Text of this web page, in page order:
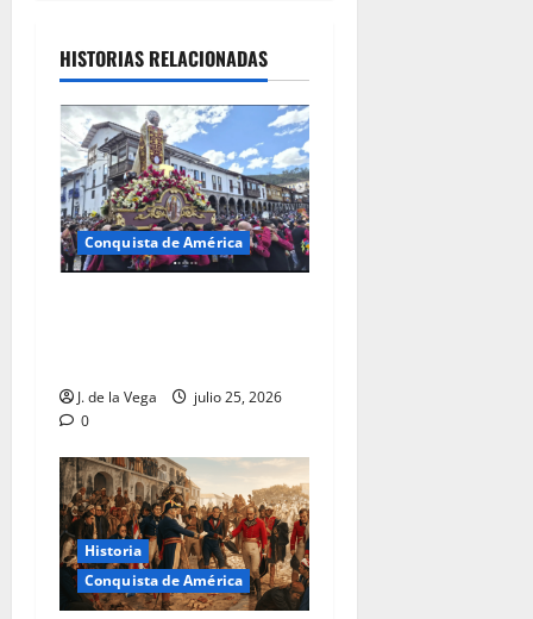
HISTORIAS RELACIONADAS
Conquista de América
J. de la Vega
julio 25, 2026
0
Historia
Conquista de América